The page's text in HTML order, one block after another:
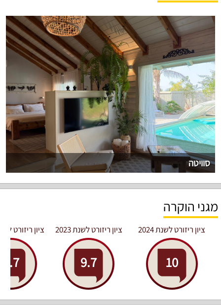
סוויטה
מגני הוקרה
ציון ריזורט לשנת 2024
10
ציון ריזורט לשנת 2023
9.7
ציון ריזורט לשנת
9.7